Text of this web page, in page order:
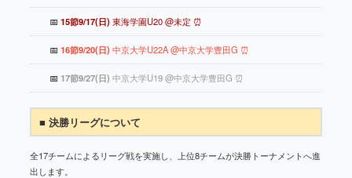
📅 15節9/17(日)東海学園U20 @未定 ⏰
📅 16節9/20(日)中京大学U22A @中京大学豊田G ⏰
📅 17節9/27(日) 中京大学U19 @中京大学豊田G ⏰
■ 決勝リーグについて
全17チームによるリーグ戦を実施し、上位8チームが決勝トーナメントへ進
出します。